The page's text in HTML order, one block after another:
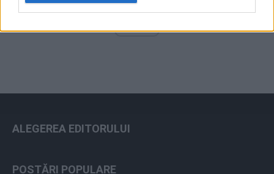
ad
ALEGEREA EDITORULUI
POSTĂRI POPULARE